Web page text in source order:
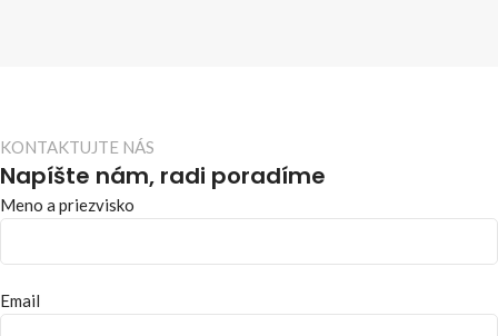
KONTAKTUJTE NÁS
Napíšte nám, radi poradíme
Meno a priezvisko
Email